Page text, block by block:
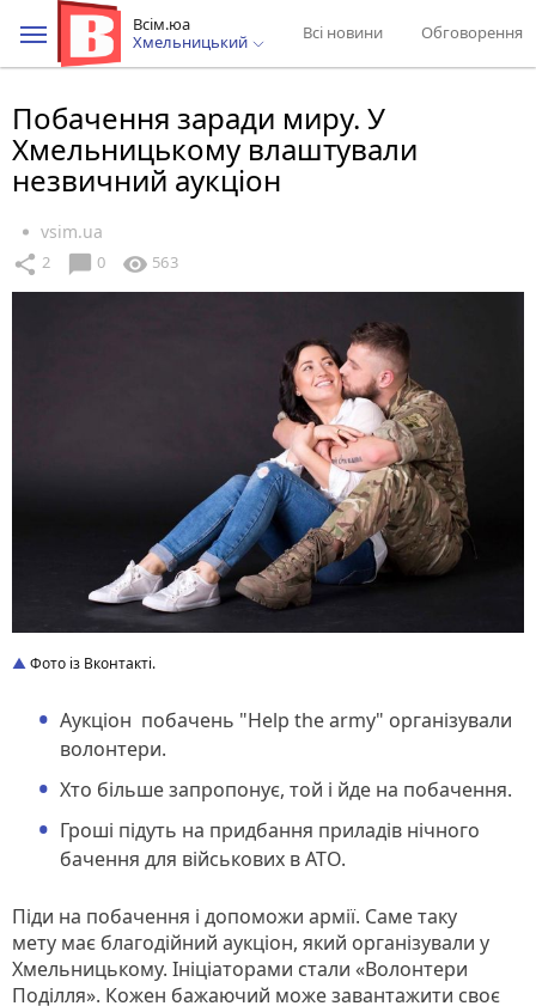
Всім.юа
Хмельницький
Всі новини Обговорення
Побачення заради миру. У
Хмельницькому влаштували
незвичний аукціон
vsim.ua
share 2 chat_bubble 0 visibility 563
Фото із Вконтакті.
Аукціон побачень "Нelp the armу" організували
волонтери.
Хто більше запропонує, той і йде на побачення.
Гроші підуть на придбання приладів нічного
бачення для військових в АТО.
Піди на побачення і допоможи армії. Саме таку
мету має благодійний аукціон, який організували у
Хмельницькому. Ініціаторами стали «Волонтери
Поділля». Кожен бажаючий може завантажити своє